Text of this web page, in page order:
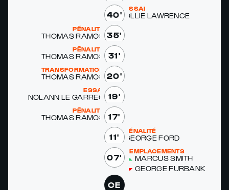
40'
ESSAI
OL­LIE LAWRENCE
35'
PÉNALITÉ
THOMAS RAMOS
31'
PÉNALITÉ
THOMAS RAMOS
20'
TRANSFORMATION
THOMAS RAMOS
19'
ESSAI
NOLANN LE GAR­REC
17'
PÉNALITÉ
THOMAS RAMOS
11'
PÉNALITÉ
GEORGE FORD
07'
REMPLACEMENTS
MAR­CUS SMITH
GEORGE FUR­BANK
CE